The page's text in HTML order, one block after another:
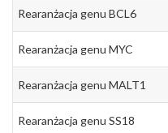
Rearanżacja genu BCL6
Rearanżacja genu MYC
Rearanżacja genu MALT1
Rearanżacja genu SS18